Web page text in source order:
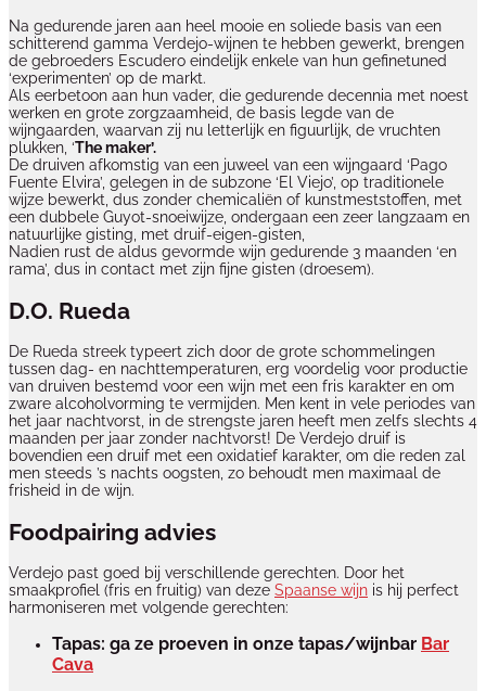
Na gedurende jaren aan heel mooie en soliede basis van een
schitterend gamma Verdejo-wijnen te hebben gewerkt, brengen
de gebroeders Escudero eindelijk enkele van hun gefinetuned
‘experimenten’ op de markt.
Als eerbetoon aan hun vader, die gedurende decennia met noest
werken en grote zorgzaamheid, de basis legde van de
wijngaarden, waarvan zij nu letterlijk en figuurlijk, de vruchten
plukken, ‘The maker’.
De druiven afkomstig van een juweel van een wijngaard ‘Pago
Fuente Elvira’, gelegen in de subzone ‘El Viejo’, op traditionele
wijze bewerkt, dus zonder chemicaliën of kunstmeststoffen, met
een dubbele Guyot-snoeiwijze, ondergaan een zeer langzaam en
natuurlijke gisting, met druif-eigen-gisten,
Nadien rust de aldus gevormde wijn gedurende 3 maanden ‘en
rama’, dus in contact met zijn fijne gisten (droesem).
D.O. Rueda
De Rueda streek typeert zich door de grote schommelingen
tussen dag- en nachttemperaturen, erg voordelig voor productie
van druiven bestemd voor een wijn met een fris karakter en om
zware alcoholvorming te vermijden. Men kent in vele periodes van
het jaar nachtvorst, in de strengste jaren heeft men zelfs slechts 4
maanden per jaar zonder nachtvorst! De Verdejo druif is
bovendien een druif met een oxidatief karakter, om die reden zal
men steeds ’s nachts oogsten, zo behoudt men maximaal de
frisheid in de wijn.
Foodpairing advies
Verdejo past goed bij verschillende gerechten. Door het
smaakprofiel (fris en fruitig) van deze Spaanse wijn is hij perfect
harmoniseren met volgende gerechten:
Tapas: ga ze proeven in onze tapas/wijnbar Bar
Cava